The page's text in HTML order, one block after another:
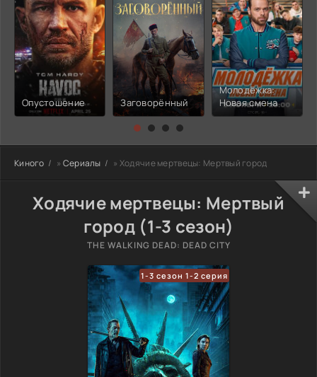
Опустошение Заговорённый
Молодёжка:
Новая смена
Киного » Сериалы » Ходячие мертвецы: Мертвый город
Ходячие мертвецы: Мертвый
город (1-3 сезон)
THE WALKING DEAD: DEAD CITY
1-3 сезон 1-2 серия